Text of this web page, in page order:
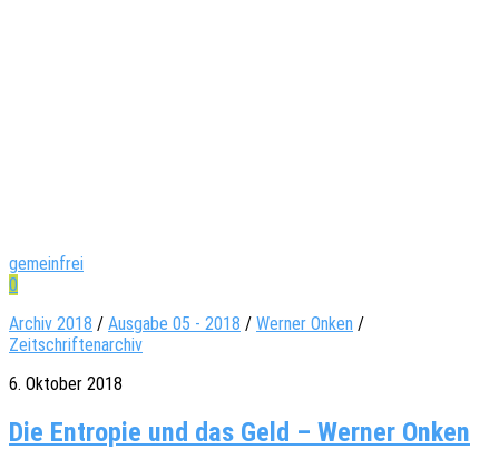
gemeinfrei
0
Archiv 2018 / Ausgabe 05 - 2018 / Werner Onken /
Zeitschriftenarchiv
6. Oktober 2018
Die Entropie und das Geld – Werner Onken